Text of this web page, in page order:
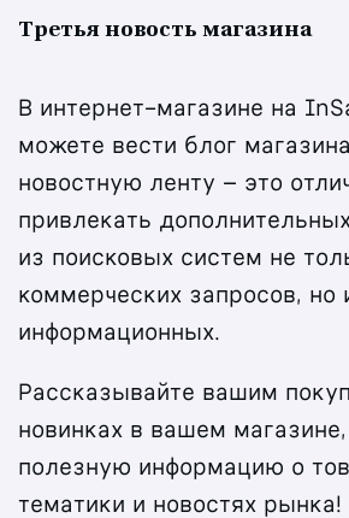
Третья новость магазина
В интернет-магазине на
можете вести блог
новостную ленту – это
привлекать
из поисковых систем не
коммерческих запросов, но
информационных.
Рассказывайте вашим
новинках в вашем
полезную информацию о
тематики и новостях рынка!